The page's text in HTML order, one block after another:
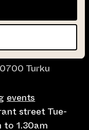
Turku
events
street Tue-
to 1.30am